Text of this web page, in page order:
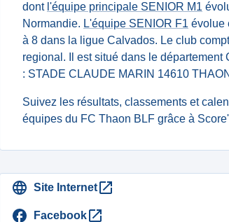
dont l'équipe principale SENIOR M1
Normandie. L'équipe SENIOR F1 évolue
à 8 dans la ligue Calvados. Le club
regional. Il est situé dans le
: STADE CLAUDE MARIN 14610
Suivez les résultats, classements et
équipes du FC Thaon BLF grâce à
Site Internet
Facebook